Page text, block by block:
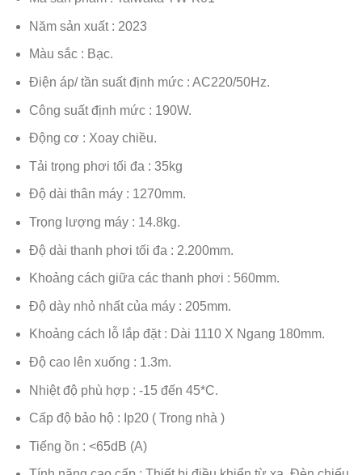
Năm sản xuất : 2023
Màu sắc : Bạc.
Điện áp/ tần suất định mức : AC220/50Hz.
Công suất định mức : 190W.
Động cơ : Xoay chiều.
Tải trọng phơi tối đa : 35kg
Độ dài thân máy : 1270mm.
Trọng lượng máy : 14.8kg.
Độ dài thanh phơi tối đa : 2.200mm.
Khoảng cách giữa các thanh phơi : 560mm.
Độ dày nhỏ nhất của máy : 205mm.
Khoảng cách lỗ lắp đặt : Dài 1110 X Ngang 180mm.
Độ cao lên xuống : 1.3m.
Nhiệt độ phù hợp : -15 đến 45*C.
Cấp độ bảo hộ : Ip20 ( Trong nhà )
Tiếng ồn : <65dB (A)